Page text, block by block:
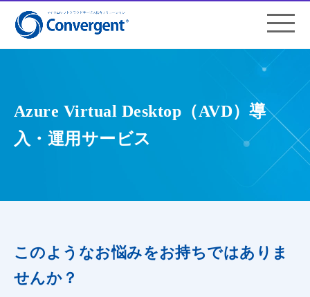
Azure Virtual Desktop（AVD）導
入・運用サービス
このようなお悩みをお持ちではありま
せんか？